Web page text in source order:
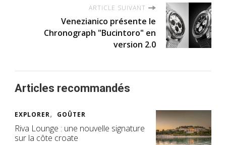
ARTICLE SUIVANT
Venezianico présente le
Chronograph "Bucintoro" en
version 2.0
Articles recommandés
EXPLORER GOÛTER
Riva Lounge : une nouvelle signature
sur la côte croate